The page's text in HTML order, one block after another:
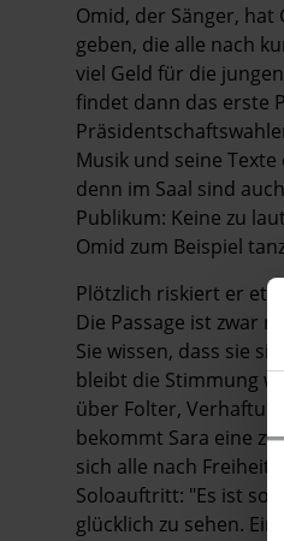
Omid, der Sänger,
geben, die alle nach
viel Geld für die
findet dann das erste
Musik und seine
denn im Saal sind
Publikum: Keine zu
Omid zum Beispiel
Plötzlich riskiert er
Die Passage ist zwar
Sie wissen, dass sie
bleibt die Stimmung
über Folter,
bekommt Sara eine
sich alle nach Freiheit
Soloauftritt: "Es ist so
glücklich zu sehen.